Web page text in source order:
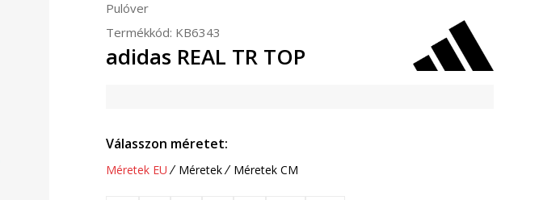
Pulóver
Termékkód: KB6343
adidas REAL TR TOP
Válasszon méretet:
Méretek EU Méretek Méretek CM